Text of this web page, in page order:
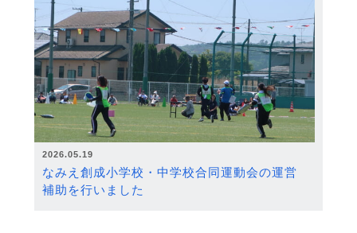
2026.05.19
なみえ創成小学校・中学校合同運動会の運営
補助を行いました